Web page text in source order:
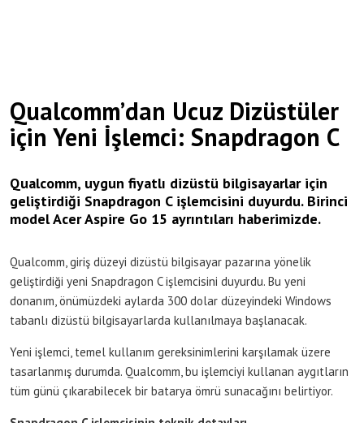
Qualcomm’dan Ucuz Dizüstüler
için Yeni İşlemci: Snapdragon C
Qualcomm, uygun fiyatlı dizüstü bilgisayarlar için
geliştirdiği Snapdragon C işlemcisini duyurdu. Birinci
model Acer Aspire Go 15 ayrıntıları haberimizde.
Qualcomm, giriş düzeyi dizüstü bilgisayar pazarına yönelik
geliştirdiği yeni Snapdragon C işlemcisini duyurdu. Bu yeni
donanım, önümüzdeki aylarda 300 dolar düzeyindeki Windows
tabanlı dizüstü bilgisayarlarda kullanılmaya başlanacak.
Yeni işlemci, temel kullanım gereksinimlerini karşılamak üzere
tasarlanmış durumda. Qualcomm, bu işlemciyi kullanan aygıtların
tüm günü çıkarabilecek bir batarya ömrü sunacağını belirtiyor.